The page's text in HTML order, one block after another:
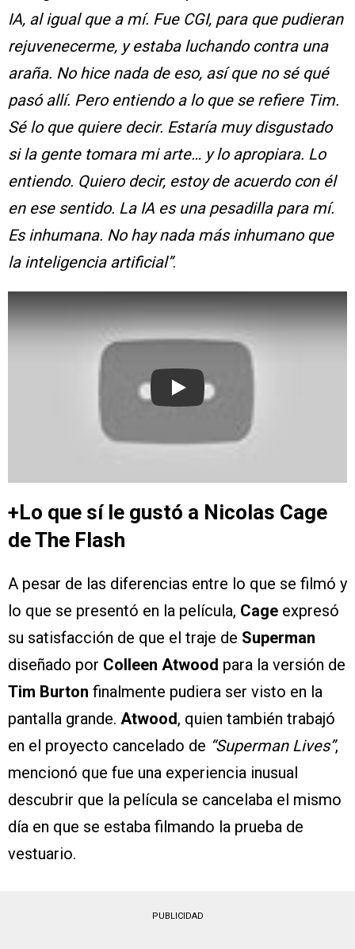
IA, al igual que a mí. Fue CGI, para que pudieran
rejuvenecerme, y estaba luchando contra una
araña. No hice nada de eso, así que no sé qué
pasó allí. Pero entiendo a lo que se refiere Tim.
Sé lo que quiere decir. Estaría muy disgustado
si la gente tomara mi arte… y lo apropiara. Lo
entiendo. Quiero decir, estoy de acuerdo con él
en ese sentido. La IA es una pesadilla para mí.
Es inhumana. No hay nada más inhumano que
la inteligencia artificial”.
Play
+Lo que sí le gustó a Nicolas Cage
de The Flash
A pesar de las diferencias entre lo que se filmó y
lo que se presentó en la película, Cage expresó
su satisfacción de que el traje de Superman
diseñado por Colleen Atwood para la versión de
Tim Burton finalmente pudiera ser visto en la
pantalla grande. Atwood, quien también trabajó
en el proyecto cancelado de “Superman Lives”,
mencionó que fue una experiencia inusual
descubrir que la película se cancelaba el mismo
día en que se estaba filmando la prueba de
vestuario.
PUBLICIDAD